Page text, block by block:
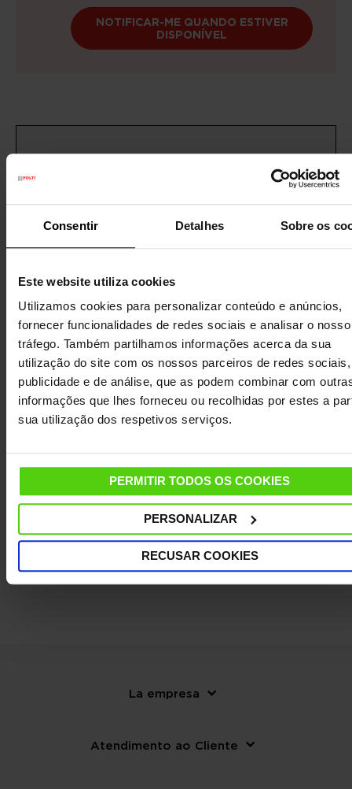
Consentir Detalhes Sobre os
Este website utiliza cookies
Utilizamos cookies para personalizar conteúdo e anúncios,
fornecer funcionalidades de redes sociais e analisar o nosso
tráfego. Também partilhamos informações acerca da sua
utilização do site com os nossos parceiros de redes
publicidade e de análise, que as podem combinar com
informações que lhes forneceu ou recolhidas por estes a
sua utilização dos respetivos serviços.
PERMITIR TODOS OS COOKIES
PERSONALIZAR
RECUSAR COOKIES
NOTIFICAR-ME QUANDO ESTIVER
DISPONÍVEL
Garantia legal3 anos
(1 ano para recondicionados)
perguntas frequentes
DETALHES
CARACTERÍSTICAS
MANUAL DE INSTRUÇÕES
OUTRAS INFORMAÇÕES ÚTEIS
La empresa
Atendimento ao Cliente